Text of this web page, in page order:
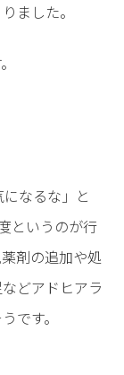
ました。
なるな」と
というのが行
剤の追加や処
どアドヒアラ
です。